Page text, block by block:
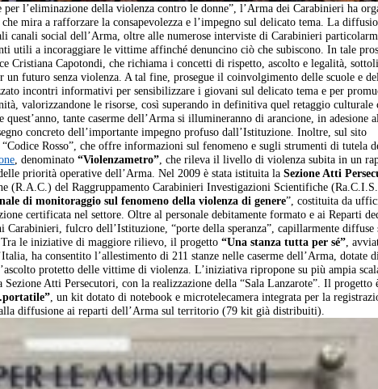
l’eliminazione della violenza contro le donne”, l’Arma dei Carabinieri ha
mira a rafforzare la consapevolezza e l’impegno sul delicato tema. La
social dell’Arma, oltre alle numerose interviste di Carabinieri
utili a incoraggiare le vittime affinché denuncino ciò che subiscono. In tale
Cristiana Capotondi, che richiama i concetti di rispetto, ascolto e legalità,
un futuro senza violenza. A tal fine, prosegue il coinvolgimento delle scuole e
incontri informativi per sensibilizzare i giovani sul delicato tema e per
valorizzandone le risorse, così superando in definitiva quel retaggio culturale
tante caserme dell’Arma si illumineranno di arancione, in adesione
segno concreto dell’importante impegno profuso dall’Istituzione. Inoltre, sul sito
Rosso”, che offre informazioni sul fenomeno e sugli strumenti di tutela
, denominato“Violenzametro” , che rileva il livello di violenza subita in un
priorità operative dell’Arma. Nel 2009 è stata istituita laSezione Atti
(R.A.C.) del Raggruppamento Carabinieri Investigazioni Scientifiche
di monitoraggio sul fenomeno della violenza di genere”, costituita da
certificata nel settore. Oltre al personale debitamente formato e ai Reparti
fulcro dell’Istituzione, “porte della speranza”, capillarmente diffuse
le iniziative di maggiore rilievo, il progetto“Una stanza tutta per sé” ,
ha consentito l’allestimento di 211 stanze nelle caserme dell’Arma, dotate
protetto delle vittime di violenza. L’iniziativa ripropone su più ampia
Sezione Atti Persecutori, con la realizzazione della “Sala Lanzarote”. Il progetto
, un kit dotato di notebook e microtelecamera integrata per la
diffusione ai reparti dell’Arma sul territorio (79 kit già distribuiti).